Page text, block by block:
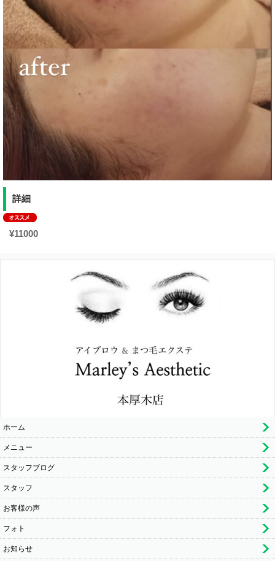
詳細
¥11000
ホーム
メニュー
スタッフブログ
スタッフ
お客様の声
フォト
お知らせ